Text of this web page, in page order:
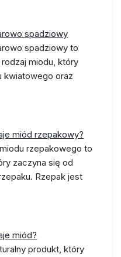
spadziowy
spadziowy to
miodu, który
kwiatowego oraz
miód rzepakowy?
rzepakowego to
zaczyna się od
Rzepak jest
miód?
produkt, który